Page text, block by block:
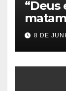
“Deus
8 DE